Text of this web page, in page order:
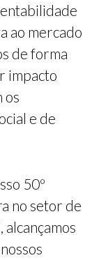
ao mercado
de forma
impacto
os
e de
50º
no setor de